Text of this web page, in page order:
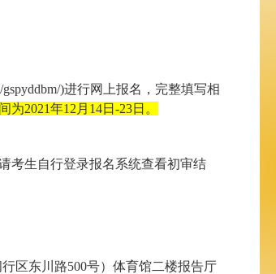
gspyddbm/)进行网上报名，完整填写相
为2021年12 月 14日 -23日。
考生自行登录报名系统查看初审结
区东川路500号）体育馆二楼报告厅